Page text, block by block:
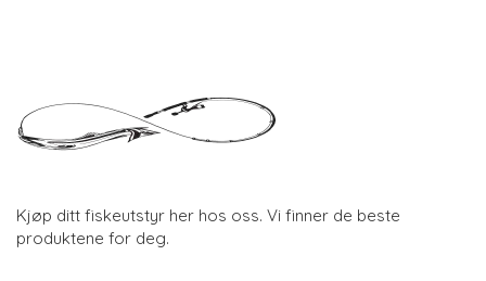
Kjøp ditt fiskeutstyr her hos oss. Vi finner de beste
produktene for deg.